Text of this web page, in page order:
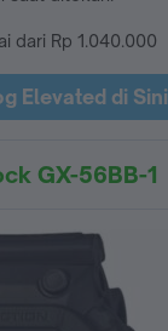
dari Rp 1.040.000
Elevated di Sini
GX-56BB-1